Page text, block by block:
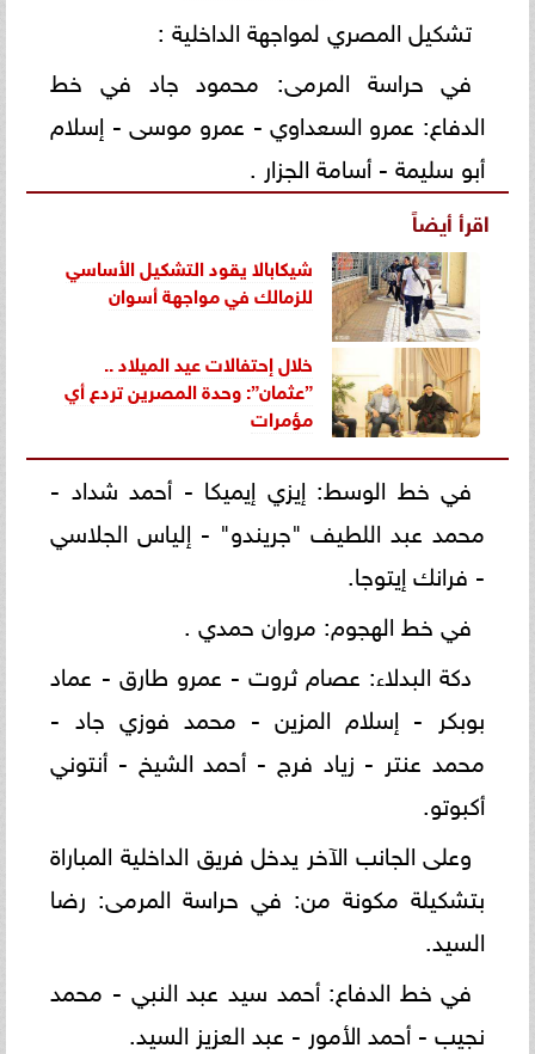
تشكيل المصري لمواجهة الداخلية :
في حراسة المرمى: محمود جاد في خط
الدفاع: عمرو السعداوي - عمرو موسى - إسلام
أبو سليمة - أسامة الجزار .
اقرأ أيضاً
شيكابالا يقود التشكيل الأساسي
للزمالك في مواجهة أسوان
خلال إحتفالات عيد الميلاد ..
”عثمان”: وحدة المصرين تردع أي
مؤمرات
في خط الوسط: إيزي إيميكا - أحمد شداد -
محمد عبد اللطيف "جريندو" - إلياس الجلاسي
- فرانك إيتوجا.
في خط الهجوم: مروان حمدي .
دكة البدلاء: عصام ثروت - عمرو طارق - عماد
بوبكر - إسلام المزين - محمد فوزي جاد -
محمد عنتر - زياد فرج - أحمد الشيخ - أنتوني
أكبوتو.
وعلى الجانب الآخر يدخل فريق الداخلية المباراة
بتشكيلة مكونة من: في حراسة المرمى: رضا
السيد.
في خط الدفاع: أحمد سيد عبد النبي - محمد
نجيب - أحمد الأمور - عبد العزيز السيد.